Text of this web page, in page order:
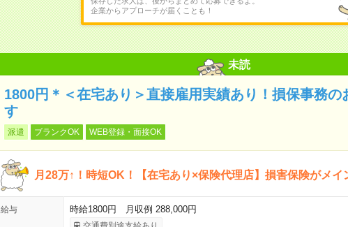
企業からアプローチが届くことも！
未読
1800円＊＜在宅あり＞直接雇用実績あり！損保事務の
す
派遣 ブランクOK WEB登録・面接OK
月28万↑！時短OK！【在宅あり×保険代理店】損害保険がメイ
給与 時給1800円 月収例 288,000円